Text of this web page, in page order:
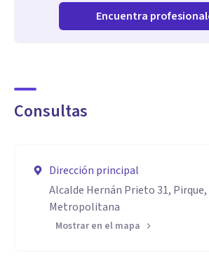
Encuentra
Consultas
Dirección principal
Alcalde Hernán Prieto 31,
Metropolitana
Mostrar en el mapa